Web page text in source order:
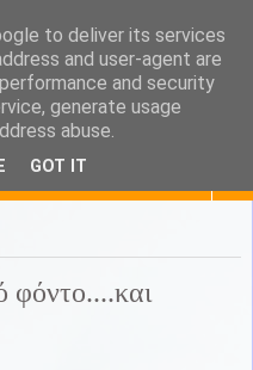
you...tea
φόντο....και
to deliver its services
and user-agent are
and security
generate usage
abuse.
GOT IT